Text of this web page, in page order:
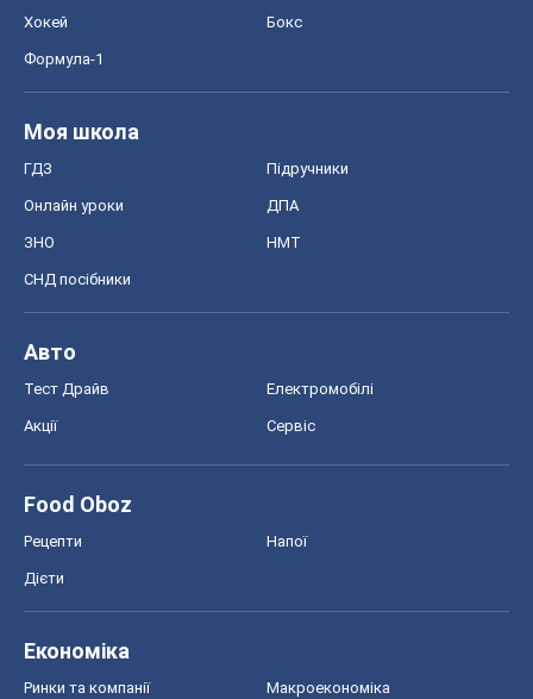
Хокей Бокс
Формула-1
Моя школа
ГДЗ Підручники
Онлайн уроки ДПА
ЗНО НМТ
СНД посібники
Авто
Тест Драйв Електромобілі
Акції Сервіс
Food Oboz
Рецепти Напої
Дієти
Економіка
Ринки та компанії Макроекономіка